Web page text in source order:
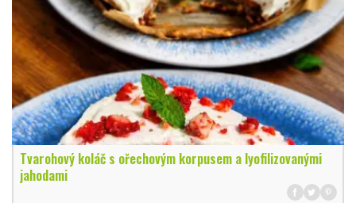
Tvarohový koláč s ořechovým korpusem a lyofilizovanými
jahodami